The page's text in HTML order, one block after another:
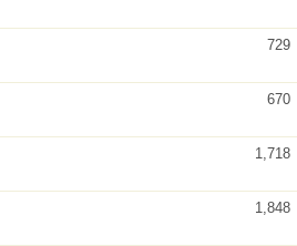
729
670
1,718
1,848